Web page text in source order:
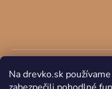
Na drevko.sk